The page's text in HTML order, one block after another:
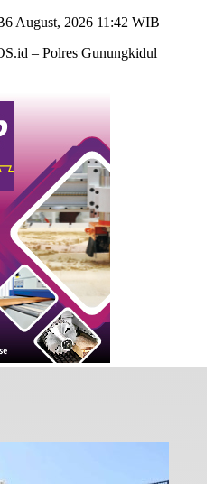
6 August, 2026 11:42 WIB
– Polres Gunungkidul